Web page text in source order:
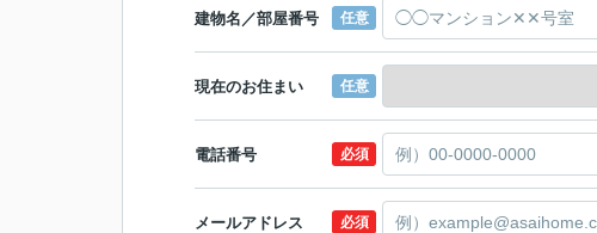
建物名／部屋番号 任意
現在のお住まい 任意
電話番号 必須
メールアドレス 必須